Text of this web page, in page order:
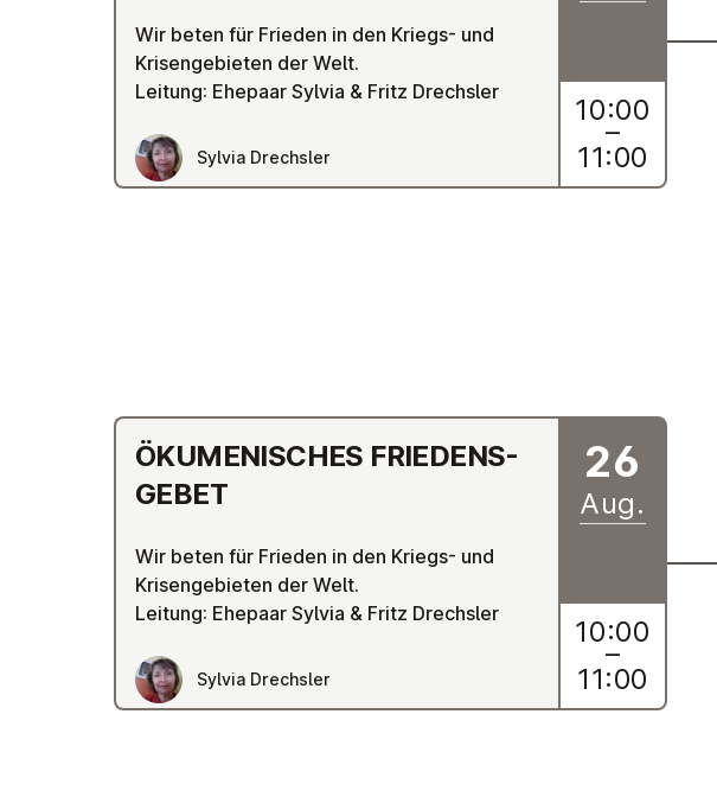
Wir beten für Frieden in den Kriegs- und
Krisengebieten der Welt.
Leitung: Ehepaar Sylvia & Fritz Drechsler
Sylvia Drechsler
10:00
–
11:00
ÖKU­ME­NI­SCHES FRIE­DENS­
GE­BET
Wir beten für Frieden in den Kriegs- und
Krisengebieten der Welt.
Leitung: Ehepaar Sylvia & Fritz Drechsler
Sylvia Drechsler
26
Aug.
10:00
–
11:00